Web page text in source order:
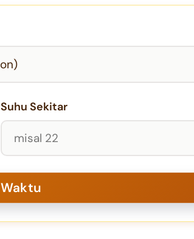
Suhu Sekitar